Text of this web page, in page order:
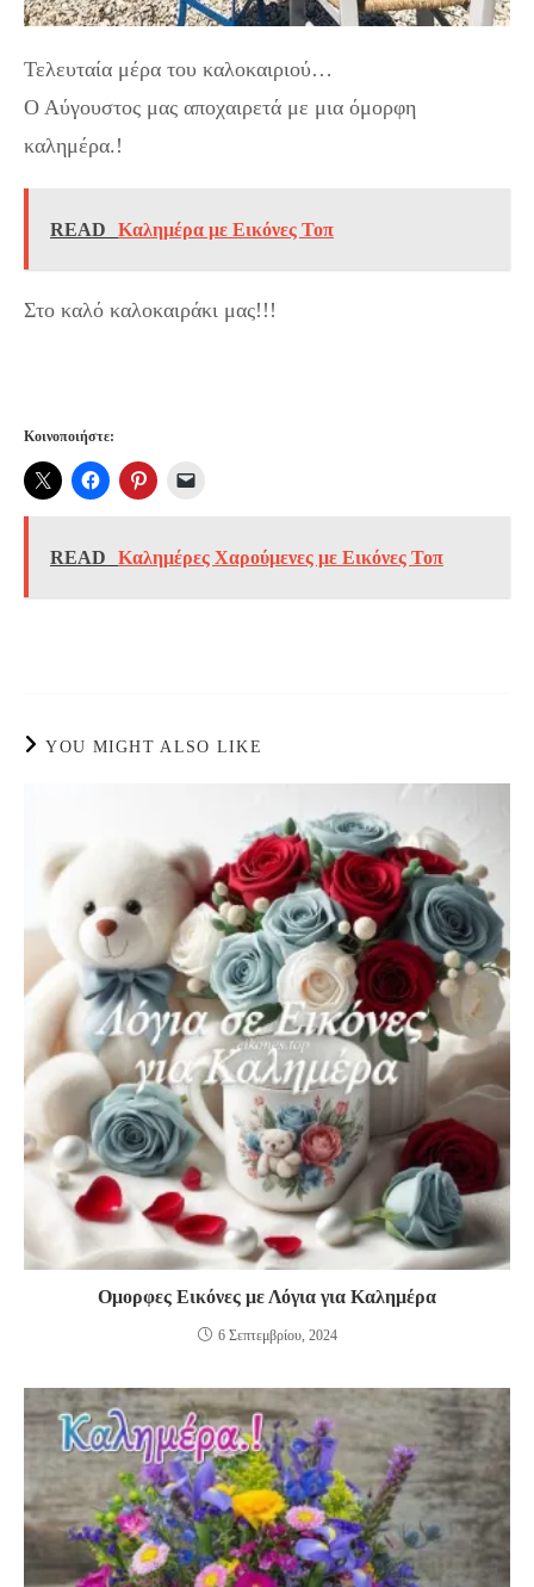
Τελευταία μέρα του καλοκαιριού…
Ο Αύγουστος μας αποχαιρετά με μια όμορφη
καλημέρα.!
READ Καλημέρα με Εικόνες Τοπ
Στο καλό καλοκαιράκι μας!!!
Κοινοποιήστε:
READ Καλημέρες Χαρούμενες με Εικόνες Τοπ
YOU MIGHT ALSO LIKE
Ομορφες Εικόνες με Λόγια για Καλημέρα
6 Σεπτεμβρίου, 2024